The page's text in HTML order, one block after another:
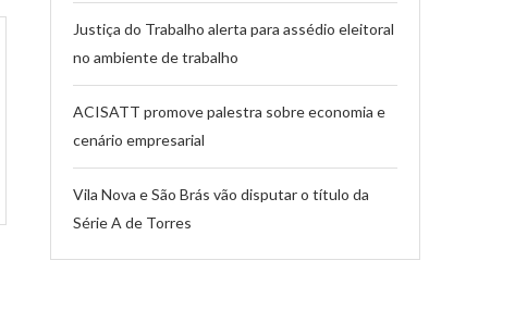
Justiça do Trabalho alerta para assédio eleitoral
no ambiente de trabalho
ACISATT promove palestra sobre economia e
cenário empresarial
Vila Nova e São Brás vão disputar o título da
Série A de Torres